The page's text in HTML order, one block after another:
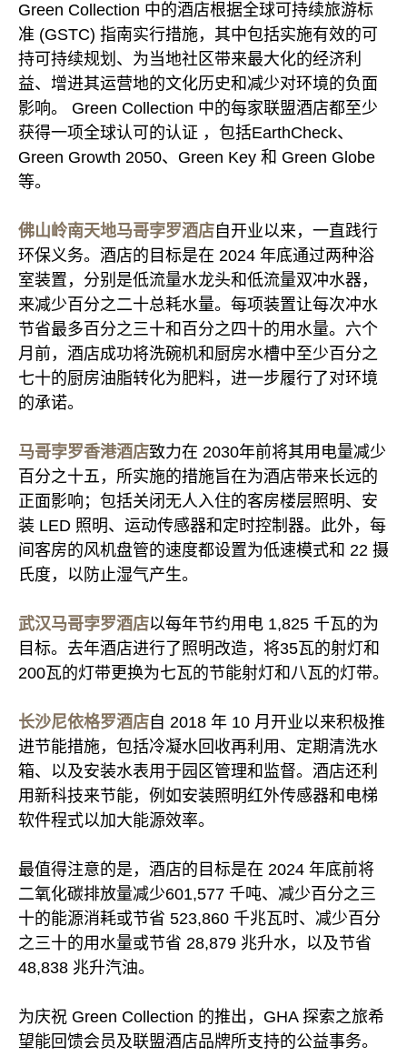
Green Collection 中的酒店根据全球可持续旅游标
准 (GSTC) 指南实行措施，其中包括实施有效的可
持可持续规划、为当地社区带来最大化的经济利
益、增进其运营地的文化历史和减少对环境的负面
影响。 Green Collection 中的每家联盟酒店都至少
获得一项全球认可的认证 ，包括EarthCheck、
Green Growth 2050、Green Key 和 Green Globe
等。
佛山岭南天地马哥孛罗酒店 自开业以来，一直践行
环保义务。酒店的目标是在 2024 年底通过两种浴
室装置，分别是低流量水龙头和低流量双冲水器，
来减少百分之二十总耗水量。每项装置让每次冲水
节省最多百分之三十和百分之四十的用水量。六个
月前，酒店成功将洗碗机和厨房水槽中至少百分之
七十的厨房油脂转化为肥料，进一步履行了对环境
的承诺。
马哥孛罗香港酒店致力在 2030年前将其用电量减少
百分之十五，所实施的措施旨在为酒店带来长远的
正面影响；包括关闭无人入住的客房楼层照明、安
装 LED 照明、运动传感器和定时控制器。此外，每
间客房的风机盘管的速度都设置为低速模式和 22 摄
氏度，以防止湿气产生。
武汉马哥孛罗酒店以每年节约用电 1,825 千瓦的为
目标。去年酒店进行了照明改造，将35瓦的射灯和
200瓦的灯带更换为七瓦的节能射灯和八瓦的灯带。
长沙尼依格罗酒店 自 2018 年 10 月开业以来积极推
进节能措施，包括冷凝水回收再利用、定期清洗水
箱、以及安装水表用于园区管理和监督。酒店还利
用新科技来节能，例如安装照明红外传感器和电梯
软件程式以加大能源效率。
最值得注意的是，酒店的目标是在 2024 年底前将
二氧化碳排放量减少601,577 千吨、减少百分之三
十的能源消耗或节省 523,860 千兆瓦时、减少百分
之三十的用水量或节省 28,879 兆升水，以及节省
48,838 兆升汽油。
为庆祝 Green Collection 的推出，GHA 探索之旅希
望能回馈会员及联盟酒店品牌所支持的公益事务。